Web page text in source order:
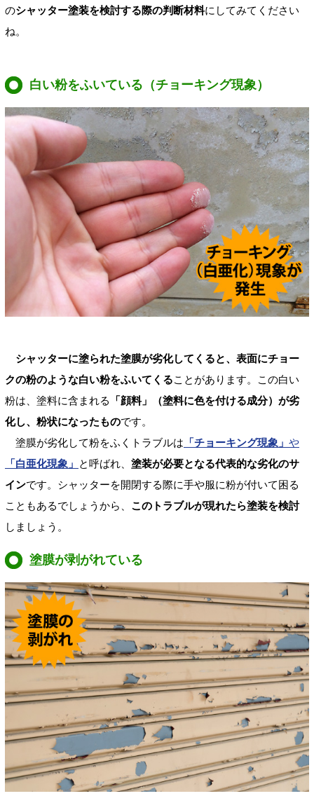
のシャッター塗装を検討する際の判断材料にしてみてください
ね。
白い粉をふいている（チョーキング現象）
シャッターに塗られた塗膜が劣化してくると、表面にチョー
クの粉のような白い粉をふいてくることがあります。この白い
粉は、塗料に含まれる
「顔料」（塗料に色を付ける成分）が劣
化し、粉状になったものです。
塗膜が劣化して粉をふくトラブルは 「チョーキング現象」 や
「白亜化現象」 と呼ばれ、 塗装が必要となる代表的な劣化のサ
インです。シャッターを開閉する際に手や服に粉が付いて困る
こともあるでしょうから、 このトラブルが現れたら塗装を検討
しましょう。
塗膜が剥がれている